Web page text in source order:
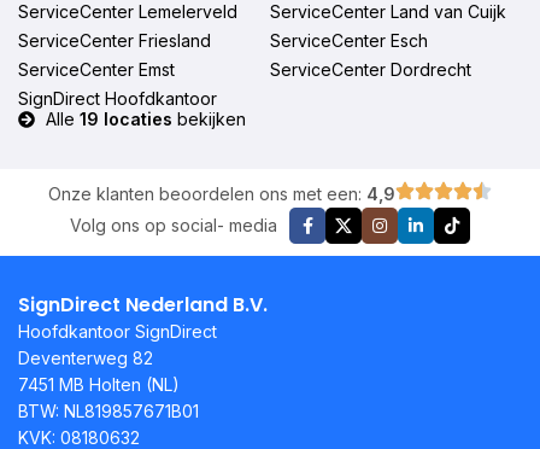
ServiceCenter Lemelerveld
ServiceCenter Land van Cuijk
ServiceCenter Friesland
ServiceCenter Esch
ServiceCenter Emst
ServiceCenter Dordrecht
SignDirect Hoofdkantoor
Alle 19 locaties bekijken
Onze klanten beoordelen ons met een: 4,9
Volg ons op social- media
SignDirect Nederland B.V.
Hoofdkantoor SignDirect
Deventerweg 82
7451 MB Holten (NL)
BTW: NL819857671B01
KVK: 08180632